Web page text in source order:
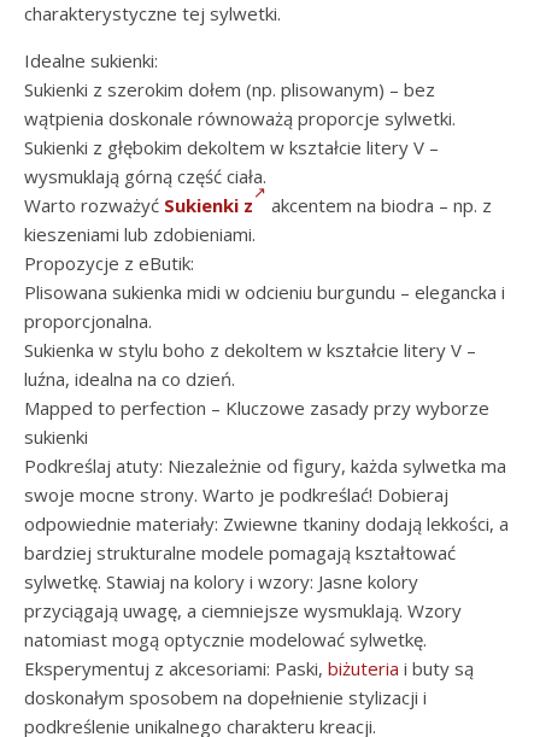
charakterystyczne tej sylwetki.
Idealne sukienki:
Sukienki z szerokim dołem (np. plisowanym) – bez
wątpienia doskonale równoważą proporcje sylwetki.
Sukienki z głębokim dekoltem w kształcie litery V –
wysmuklają górną część ciała.
Warto rozważyć Sukienki z
akcentem na biodra – np. z
kieszeniami lub zdobieniami.
Propozycje z eButik:
Plisowana sukienka midi w odcieniu burgundu – elegancka i
proporcjonalna.
Sukienka w stylu boho z dekoltem w kształcie litery V –
luźna, idealna na co dzień.
Mapped to perfection – Kluczowe zasady przy wyborze
sukienki
Podkreślaj atuty: Niezależnie od figury, każda sylwetka ma
swoje mocne strony. Warto je podkreślać! Dobieraj
odpowiednie materiały: Zwiewne tkaniny dodają lekkości, a
bardziej strukturalne modele pomagają kształtować
sylwetkę. Stawiaj na kolory i wzory: Jasne kolory
przyciągają uwagę, a ciemniejsze wysmuklają. Wzory
natomiast mogą optycznie modelować sylwetkę.
Eksperymentuj z akcesoriami: Paski, biżuteria i buty są
doskonałym sposobem na dopełnienie stylizacji i
podkreślenie unikalnego charakteru kreacji.